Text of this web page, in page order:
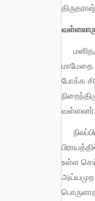
மனிதகுல வரலாற்றை இயக்கவியல் ரீதியில் ஆராய்ந்து வர்க்க அரசியலின் அடிப்படையை சொன்னார் மாமேதை கார்ல் மார்க்ஸ்.
மாமேதை
போக்க
வள்ளலார்
நிலப்பிரபுத்துவ வீழ்ச்சியின் இறுதி காலத்தில், நீராவி இயந்திரங்கள் கண்டுபிடிக்கப்பட்டு ஐரோப்பிய நாடுகளில் தொழில் புரட்சி இளம்
உள்ள
அய்யமுற